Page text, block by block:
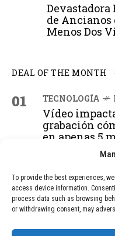
To provide the best experiences,
access device information.
process data such as browsing
or withdrawing consent, may
de Ancianos
Menos Dos
DEAL OF THE MONTH
01 TECNOLOGÍA
Vídeo
grabación
en apenas 5
02 TECNOLOGÍA
Motor de 800
ruedas todo
solo 300
adquisición